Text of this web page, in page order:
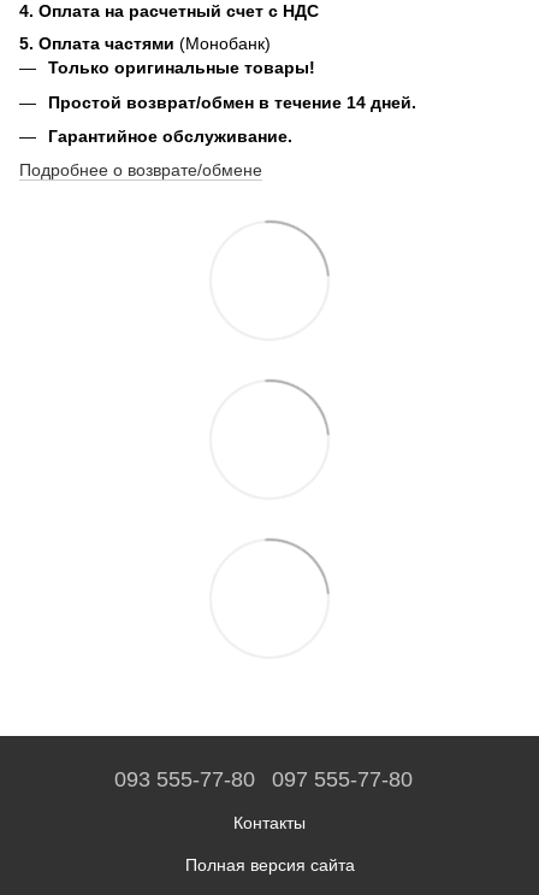
4. Оплата на расчетный счет с НДС
5. Оплата частями (Монобанк)
Только оригинальные товары!
Простой возврат/обмен в течение 14 дней.
Гарантийное обслуживание.
Подробнее о возврате/обмене
093 555-77-80 097 555-77-80
Контакты
Полная версия сайта